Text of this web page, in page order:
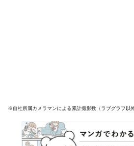
※自社所属カメラマンによる累計撮影数（ラブグラフ以